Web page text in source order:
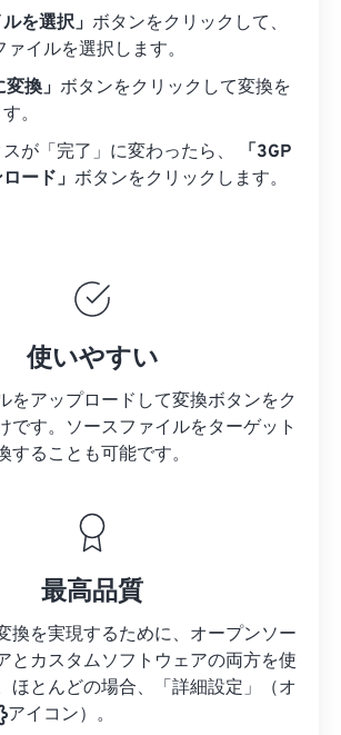
ルを選択」 ボタンをクリックして、
ァイルを選択します。
変換」 ボタンをクリックして変換を
。
が「完了」に変わったら、
「3GP
ード」 ボタンをクリックします。
使いやすい
をアップロードして変換ボタンをク
です。
ソースファイルをターゲット
することも可能です。
最高品質
換を実現するために、オープンソー
とカスタムソフトウェアの両方を使
ほとんどの場合、「詳細設定」（オ
アイコン）。